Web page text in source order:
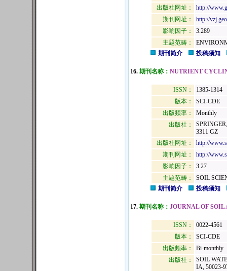
出版社网址：
http://
期刊网址：
http://
影响因子：
3.289
主题范畴：
期刊简介
投稿须知
16. 期刊名称： NUTRIENT
ISSN：
1385-1314
版本：
SCI-CDE
出版频率：
Monthly
出版社：
3311 GZ
出版社网址：
http://
期刊网址：
http://
影响因子：
3.27
主题范畴：
SOIL
期刊简介
投稿须知
17. 期刊名称： JOURNAL OF SOIL
ISSN：
0022-4561
版本：
SCI-CDE
出版频率：
Bi-monthly
出版社：
SOIL
IA, 50023-